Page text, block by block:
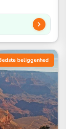
beliggenhed